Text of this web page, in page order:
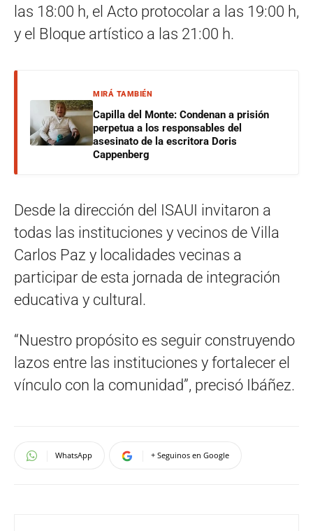
las 18:00 h, el Acto protocolar a las 19:00 h,
y el Bloque artístico a las 21:00 h.
MIRÁ TAMBIÉN
Capilla del Monte: Condenan a prisión
perpetua a los responsables del
asesinato de la escritora Doris
Cappenberg
Desde la dirección del ISAUI invitaron a
todas las instituciones y vecinos de Villa
Carlos Paz y localidades vecinas a
participar de esta jornada de integración
educativa y cultural.
“Nuestro propósito es seguir construyendo
lazos entre las instituciones y fortalecer el
vínculo con la comunidad”, precisó Ibáñez.
WhatsApp + Seguinos en Google